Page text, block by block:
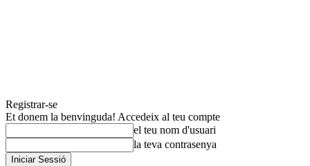
Registrar-se
Et donem la benvinguda! Accedeix al teu compte
el teu nom d'usuari
la teva contrasenya